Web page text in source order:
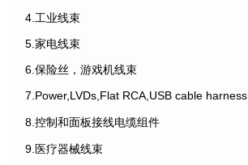
4.工业线束
5.家电线束
6.保险丝，游戏机线束
7.Power,LVDs,Flat RCA,USB cable harness
8.控制和面板接线电缆组件
9.医疗器械线束